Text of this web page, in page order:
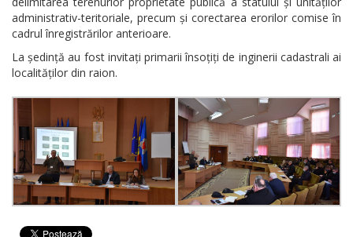
administrativ-teritoriale, precum și corectarea erorilor comise în
cadrul înregistrărilor anterioare.
La ședință au fost invitați primarii însoțiți de inginerii cadastrali ai
localităților din raion.